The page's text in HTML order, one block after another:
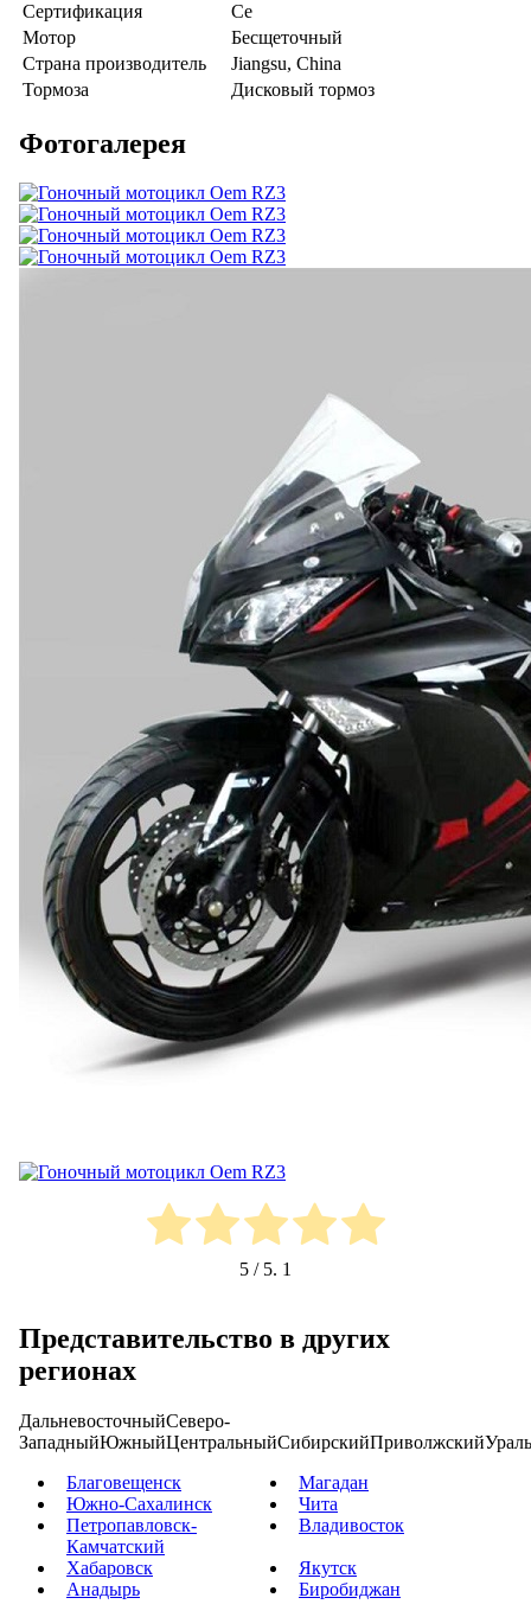
Сертификация
Ce
Мотор
Бесщеточный
Страна производитель
Jiangsu, China
Тормоза
Дисковый тормоз
Фотогалерея
5 / 5. 1
Представительство в других
регионах
ДальневосточныйСеверо-
ЗападныйЮжныйЦентральныйСибирскийПриволжский
Благовещенск
Магадан
Южно-Сахалинск
Чита
Петропавловск-
Камчатский
Владивосток
Хабаровск
Якутск
Анадырь
Биробиджан